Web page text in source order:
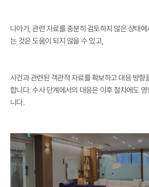
나아가, 관련 자료를 충분히 검토하지 않은 상태
는 것은 도움이 되지 않을 수 있고,
사건과 관련된 객관적 자료를 확보하고 대응 방향
합니다. 수사 단계에서의 대응은 이후 절차에도
니다.